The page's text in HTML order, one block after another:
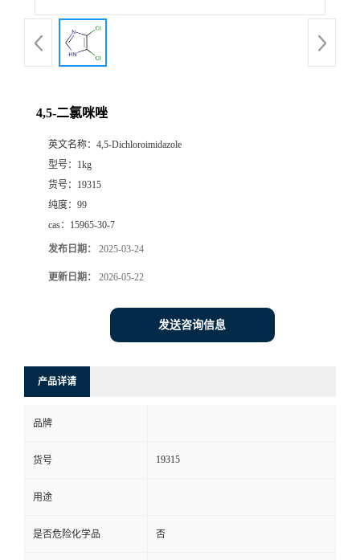
4,5-二氯咪唑
英文名称： 4,5-Dichloroimidazole
型号： 1kg
货号： 19315
纯度： 99
cas： 15965-30-7
发布日期： 2025-03-24
更新日期： 2026-05-22
发送咨询信息
产品详请
品牌
货号 19315
用途
是否危险化学品 否